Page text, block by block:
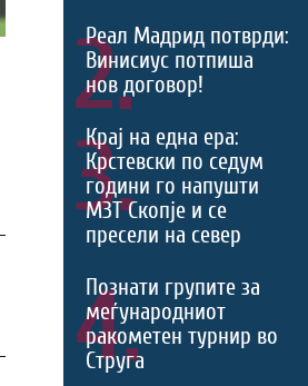
2.
Реал Мадрид потврди:
Винисиус потпиша
нов договор!
3.
Крај на една ера:
Крстевски по седум
години го напушти
МЗТ Скопје и се
пресели на север
4.
Познати групите за
меѓународниот
ракометен турнир во
Струга